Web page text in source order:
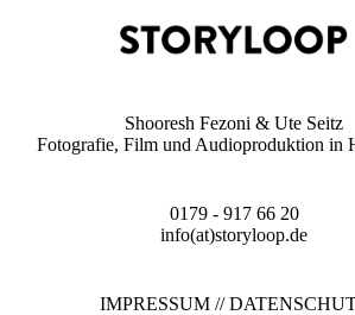
Shooresh Fezoni & Ute Seitz
Fotografie, Film und Audioproduktion in
0179 - 917 66 20
info(at)storyloop.de
IMPRESSUM//